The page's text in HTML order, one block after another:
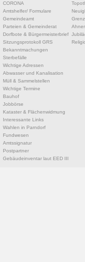
CORONA
Amtshelfer/ Formulare
Gemeindeamt
Parteien & Gemeinderat
Dorfbote & Bürgermeisterbrief
Sitzungsprotokoll GRS
Bekanntmachungen
Sterbefälle
Wichtige Adressen
Abwasser und Kanalisation
Müll & Sammelstellen
Wichtige Termine
Bauhof
Jobbörse
Kataster & Flächenwidmung
Interessante Links
Wahlen in Parndorf
Fundwesen
Amtssignatur
Postpartner
Gebäudeinventar laut EED III